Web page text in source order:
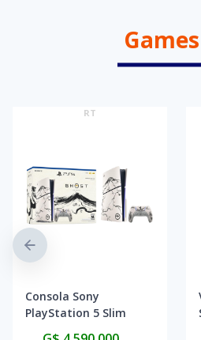
RT
Consola Sony
PlayStation 5 Slim